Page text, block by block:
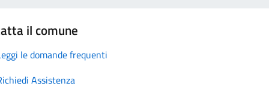
il comune
le domande frequenti
Assistenza